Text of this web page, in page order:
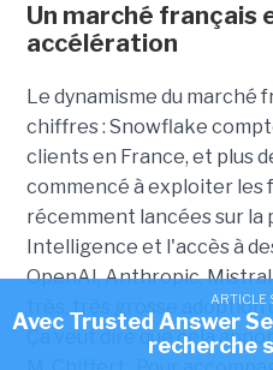
Un marché français
accélération
Le dynamisme du marché
chiffres : Snowflake
clients en France, et plus
commencé à exploiter les
récemment lancées sur
Intelligence et l'accès à
OpenAI, Anthropic, Mistral
très, très grosse adoption
Ça veut dire que cela
ARTICLE
Avec Trusted Answer
recherche